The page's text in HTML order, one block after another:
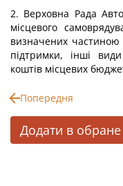
2. Верховна Рада
місцевого
визначених частиною
підтримки, інші
коштів місцевих
Попередня
Додати в обране